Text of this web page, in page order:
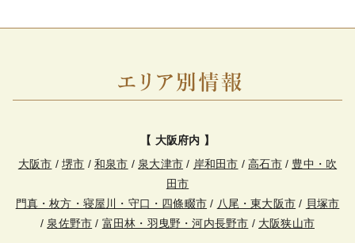
【 大阪府内 】
大阪市 /堺市 /和泉市 / 泉大津市 / 岸和田市 /高石市/ 豊中・吹
田市
門真・枚方・寝屋川・守口・四條畷市 / 八尾・東大阪市 / 貝塚市
/ 泉佐野市 / 富田林・羽曳野・河内長野市 / 大阪狭山市